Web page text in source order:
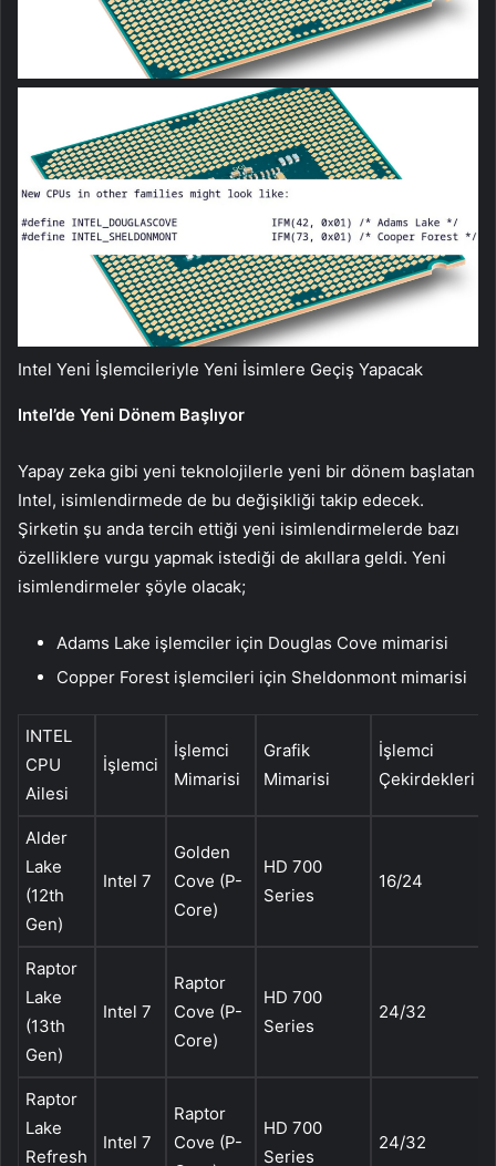
Intel Yeni İşlemcileriyle Yeni İsimlere Geçiş Yapacak
Intel’de Yeni Dönem Başlıyor
Yapay zeka gibi yeni teknolojilerle yeni bir dönem başlatan
Intel, isimlendirmede de bu değişikliği takip edecek.
Şirketin şu anda tercih ettiği yeni isimlendirmelerde bazı
özelliklere vurgu yapmak istediği de akıllara geldi. Yeni
isimlendirmeler şöyle olacak;
Adams Lake işlemciler için Douglas Cove mimarisi
Copper Forest işlemcileri için Sheldonmont mimarisi
INTEL
CPU
Ailesi
İşlemci
İşlemci
Mimarisi
Grafik
Mimarisi
İşlemci
Çekirdekleri
Alder
Lake
(12th
Gen)
Intel 7
Golden
Cove (P-
Core)
HD 700
Series
16/24
Raptor
Lake
(13th
Gen)
Intel 7
Raptor
Cove (P-
Core)
HD 700
Series
24/32
Raptor
Lake
Refresh
Intel 7
Raptor
Cove (P-
HD 700
Series
24/32